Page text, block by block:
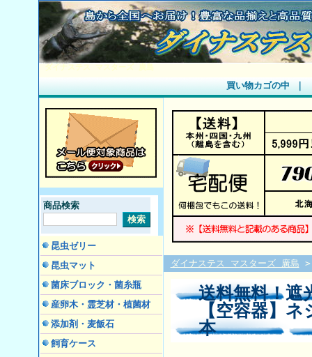
ダイナステス マスターズ 廣島
買い物カゴの中
商品検索
昆虫ゼリー
昆虫マット
菌床ブロック・菌糸瓶
産卵木・霊芝材・植菌材
添加剤・麦飯石
飼育ケース
ダイナステス マスターズ 廣島
送料無料！
【空容器】
本